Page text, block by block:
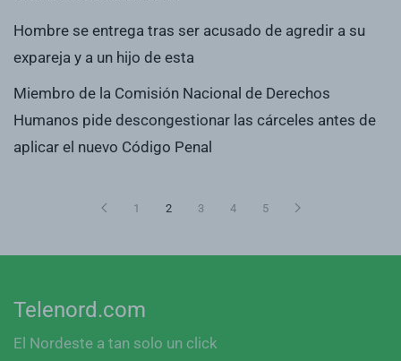
Hombre se entrega tras ser acusado de agredir a su
expareja y a un hijo de esta
Miembro de la Comisión Nacional de Derechos
Humanos pide descongestionar las cárceles antes de
aplicar el nuevo Código Penal
1 2 3 4 5
Telenord.com
El Nordeste a tan solo un click